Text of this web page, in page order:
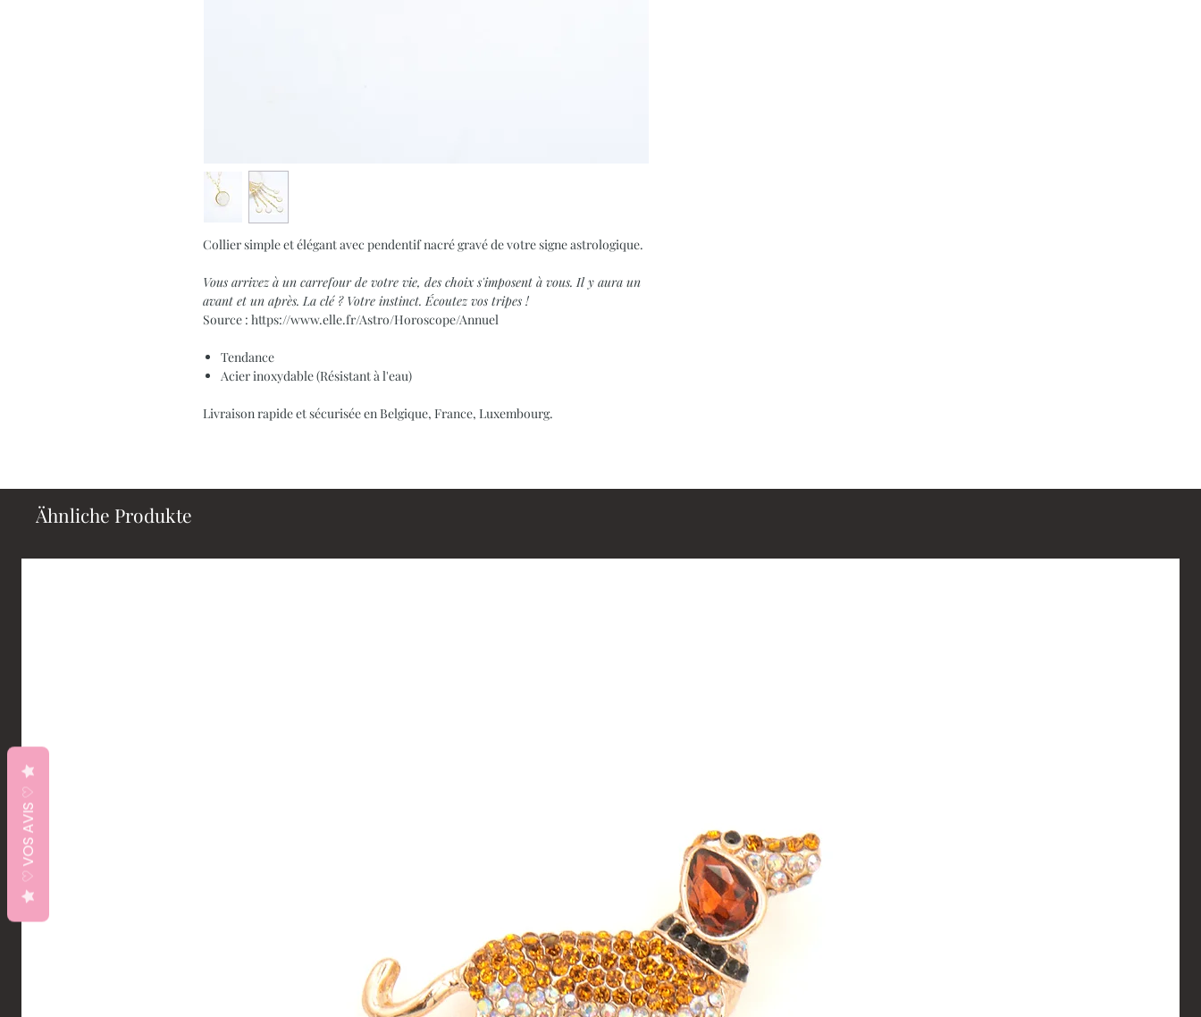
Collier simple et élégant avec pendentif nacré gravé de votre signe astrologique.
Vous arrivez à un carrefour de votre vie, des choix s'imposent à vous. Il y aura un
avant et un après. La clé ? Votre instinct. Écoutez vos tripes !
Source : https://www.elle.fr/Astro/Horoscope/Annuel
Tendance
Acier inoxydable (Résistant à l'eau)
Livraison rapide et sécurisée en Belgique, France, Luxembourg.
Ähnliche Produkte
♡ VOS AVIS ♡